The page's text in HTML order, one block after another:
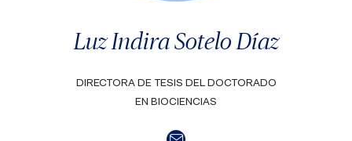
Luz Indira Sotelo Díaz
DIRECTORA DE TESIS DEL DOCTORADO
EN BIOCIENCIAS